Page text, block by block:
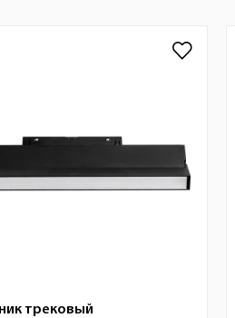
трековый